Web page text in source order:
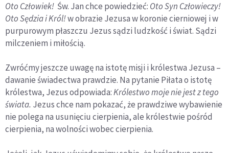
Oto Człowiek! Św. Jan chce powiedzieć: Oto Syn Człowieczy!
Oto Sędzia i Król!w obrazie Jezusa w koronie cierniowej i w
purpurowym płaszczu Jezus sądzi ludzkość i świat. Sądzi
milczeniem i miłością.
Zwróćmy jeszcze uwagę na istotę misji i królestwa Jezusa –
dawanie świadectwa prawdzie. Na pytanie Piłata o istotę
królestwa, Jezus odpowiada:Królestwo moje nie jest z tego
świata. Jezus chce nam pokazać, że prawdziwe wybawienie
nie polega na usunięciu cierpienia, ale królestwie pośród
cierpienia, na wolności wobec cierpienia.